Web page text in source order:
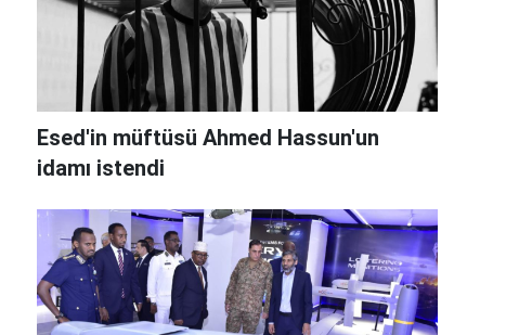
Esed'in müftüsü Ahmed Hassun'un
idamı istendi